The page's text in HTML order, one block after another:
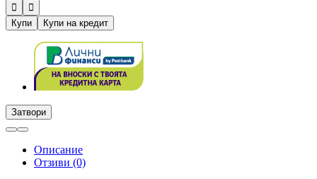


Купи
Купи на кредит
Затвори
Описание
Отзиви (0)